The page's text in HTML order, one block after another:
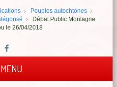
Peuples autochtones
Débat Public Montagne
le 26/04/2018
MENU